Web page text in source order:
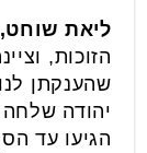
ליאת
הזוכות,
שהענקתן
יהודה
הגיעו עד